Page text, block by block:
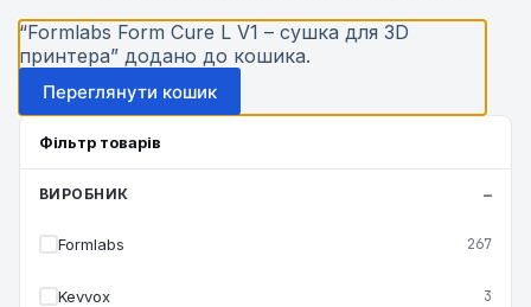
“Formlabs Form Cure L V1 – сушка для 3D
принтера” додано до кошика.
Переглянути кошик
Фільтр товарів
ВИРОБНИК
Formlabs 267
Kevvox 3